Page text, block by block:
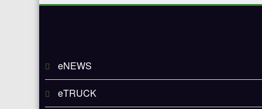
eNEWS
eTRUCK